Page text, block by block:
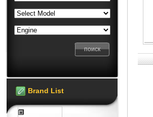
Brand List